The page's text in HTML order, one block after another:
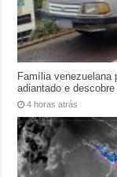
Família venezuelana
adiantado e
4 horas atrás